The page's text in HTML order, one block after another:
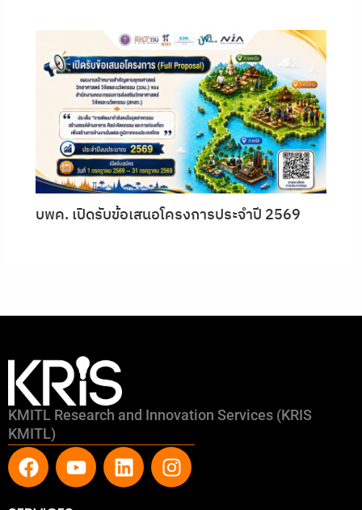
บพค. เปิดรับข้อเสนอโครงการประจำปี 2569
KMITL Research and Innovation Services (KRIS
KMITL)
F
a
c
Y
o
u
L
i
n
I
n
s